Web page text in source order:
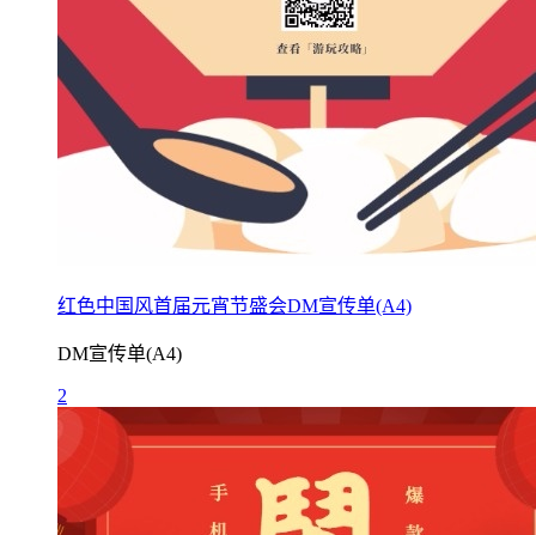
红色中国风首届元宵节盛会DM宣传单(A4)
DM宣传单(A4)
2